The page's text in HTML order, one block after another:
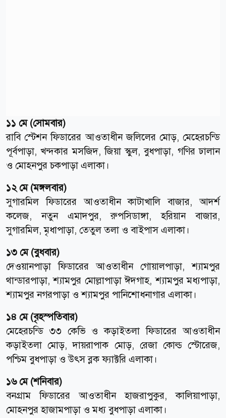
১১ মে (সোমবার)
রাবি স্টেশন ফিডারের আওতাধীন জলিলের মোড়, মেহেরচন্ডি
পূর্বপাড়া, খন্দকার মসজিদ, জিয়া স্কুল, বুধপাড়া, গণির ঢালান
ও মোহনপুর চকপাড়া এলাকা।
১২ মে (মঙ্গলবার)
সুগারমিল ফিডারের আওতাধীন কাটাখালি বাজার, আদর্শ
কলেজ, নতুন এমাদপুর, রুপসিডাঙ্গা, হরিয়ান বাজার,
সুগারমিল, মৃধাপাড়া, তেতুল তলা ও বাইপাস এলাকা।
১৩ মে (বুধবার)
দেওয়ানপাড়া ফিডারের আওতাধীন গোয়ালপাড়া, শ্যামপুর
থান্ডারপাড়া, শ্যামপুর মোল্লাপাড়া ঈদগাহ, শ্যামপুর মধ্যপাড়া,
শ্যামপুর নগরপাড়া ও শ্যামপুর পানিশোধনাগার এলাকা।
১৪ মে (বৃহস্পতিবার)
মেহেরচন্ডি ৩৩ কেভি ও কড়াইতলা ফিডারের আওতাধীন
কড়াইতলা মোড়, দায়রাপাক মোড়, রেজা কোল্ড স্টোরেজ,
পশ্চিম বুধপাড়া ও উৎস ব্লক ফ্যাক্টরি এলাকা।
১৬ মে (শনিবার)
বনগ্রাম ফিডারের আওতাধীন হাজরাপুকুর, কালিয়াপাড়া,
মোহনপুর হাজামপাড়া ও মধ্য বুধপাড়া এলাকা।